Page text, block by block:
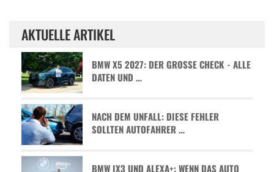
AKTUELLE ARTIKEL
BMW X5 2027: DER GROSSE CHECK - ALLE D
ATEN UND …
NACH DEM UNFALL: DIESE FEHLER
SOLLTEN AUTOFAHRER …
BMW IX3 UND ALEXA+: WENN DAS AUTO